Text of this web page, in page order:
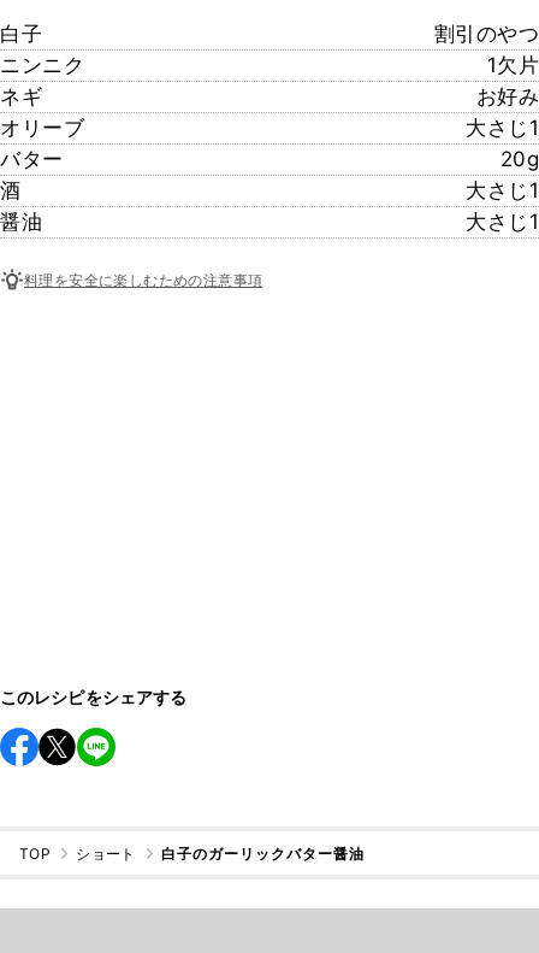
白子
割引のやつ
ニンニク
1欠片
ネギ
お好み
オリーブ
大さじ1
バター
20g
酒
大さじ1
醤油
大さじ1
料理を安全に楽しむための注意事項
このレシピをシェアする
TOP ショート 白子のガーリックバター醤油